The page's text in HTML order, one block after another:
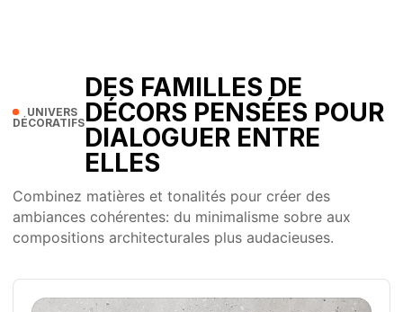
UNIVERS
DÉCORATIFS
DES FAMILLES DE
DÉCORS PENSÉES POUR
DIALOGUER ENTRE
ELLES
Combinez matières et tonalités pour créer des
ambiances cohérentes: du minimalisme sobre aux
compositions architecturales plus audacieuses.